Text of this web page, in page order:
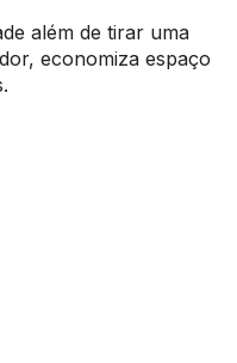
além de tirar uma
economiza espaço